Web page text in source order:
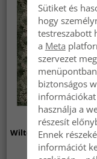
Wilton szőnyeg -
Sütiket és
hogy
testreszabott
a Meta
szervezet
biztonságos
használja a
részesít
Ennek
információt